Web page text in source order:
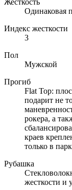
Жесткость
Одинаковая
Индекс жесткости
3
Пол
Мужской
Прогиб
Flat Top:
подарит не
рокера, а
краев
только в
Рубашка
жесткости и